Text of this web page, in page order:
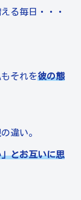
る毎日・・・
それを彼の態
違い。
とお互いに思